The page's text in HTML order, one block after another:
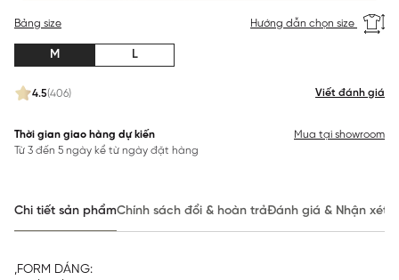
4.5(406) Viết đánh giá
Bảng size Hướng dẫn chọn size
M L
Thời gian giao hàng dự kiến
Từ 3 đến 5 ngày kể từ ngày đặt hàng
Mua tại showroom
Chi tiết sản phẩmChính sách đổi & hoàn trảĐánh giá & Nhận xét
,FORM DÁNG: